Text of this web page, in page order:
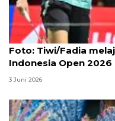
Foto
Foto: Tiwi/Fadia
Indonesia Open 2026
3 Juni 2026